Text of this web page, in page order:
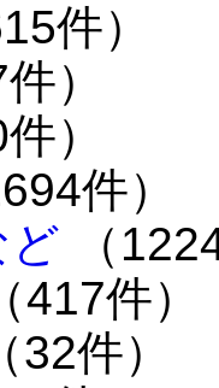
件）
）
）
件）
ど （
417件）
32件）